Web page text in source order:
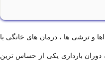
و ترشی ها ، درمان های خانگی یا
دوران بارداری یکی از حساس ترین